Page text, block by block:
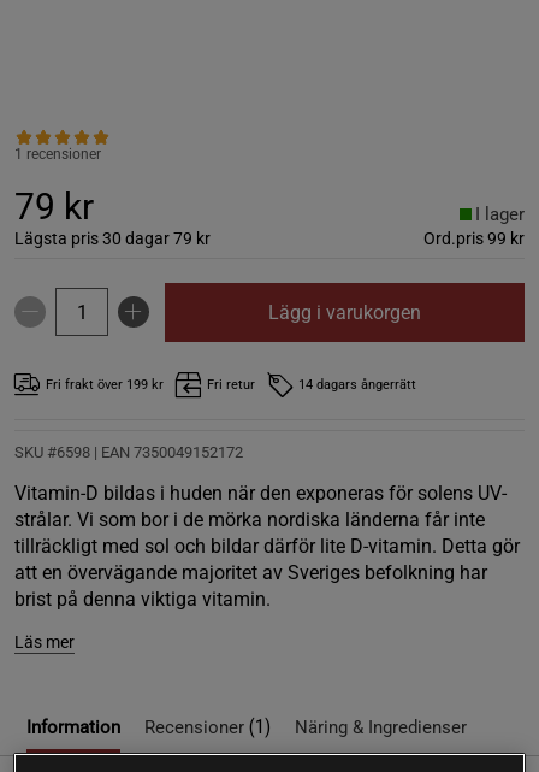
1 recensioner
79 kr
Lägsta pris 30 dagar79 kr Ord.pris99 kr
I lager
Lägg i varukorgen
Fri frakt över 199 kr Fri retur 14 dagars ångerrätt
SKU #6598 | EAN 7350049152172
Vitamin-D bildas i huden när den exponeras för solens UV-
strålar. Vi som bor i de mörka nordiska länderna får inte
tillräckligt med sol och bildar därför lite D-vitamin. Detta gör
att en övervägande majoritet av Sveriges befolkning har
brist på denna viktiga vitamin.
Läs mer
Information Recensioner (1) Näring & Ingredienser